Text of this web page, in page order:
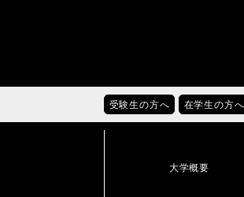
受験生の方へ 在学生の方へ
大学概要